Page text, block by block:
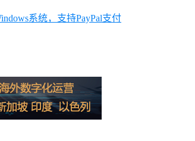
系统，支持PayPal支付